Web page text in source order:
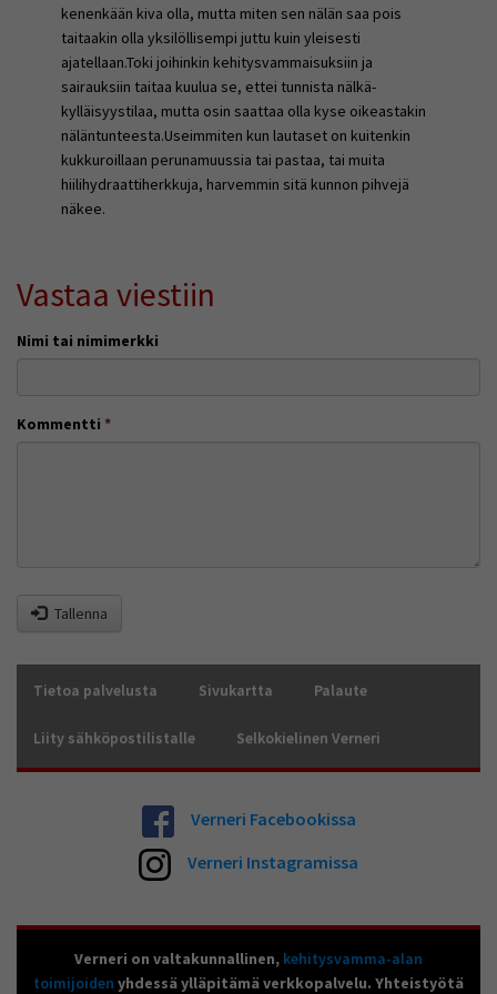
kenenkään kiva olla, mutta miten sen nälän saa pois
taitaakin olla yksilöllisempi juttu kuin yleisesti
ajatellaan.Toki joihinkin kehitysvammaisuksiin ja
sairauksiin taitaa kuulua se, ettei tunnista nälkä-
kylläisyystilaa, mutta osin saattaa olla kyse oikeastakin
näläntunteesta.Useimmiten kun lautaset on kuitenkin
kukkuroillaan perunamuussia tai pastaa, tai muita
hiilihydraattiherkkuja, harvemmin sitä kunnon pihvejä
näkee.
Vastaa viestiin
Nimi tai nimimerkki
Kommentti *
Tallenna
Tietoa palvelusta Sivukartta Palaute
Liity sähköpostilistalle Selkokielinen Verneri
Verneri Facebookissa
Verneri Instagramissa
Verneri on valtakunnallinen, kehitysvamma-alan
toimijoiden yhdessä ylläpitämä verkkopalvelu. Yhteistyötä